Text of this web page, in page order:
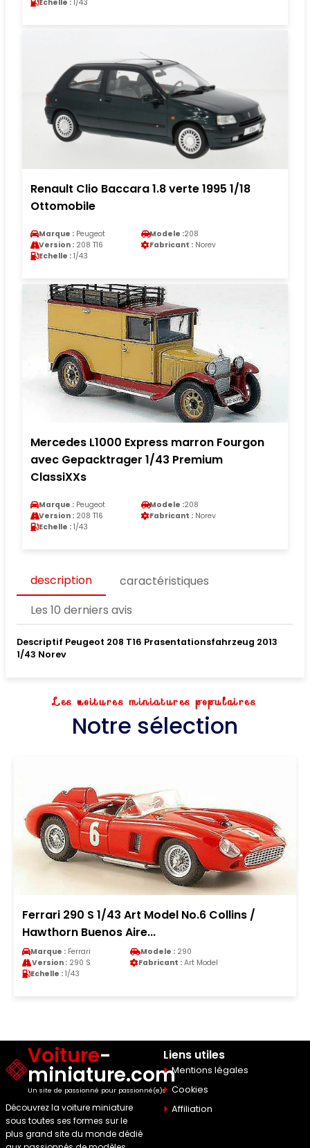
Echelle : 1/43
Renault Clio Baccara 1.8 verte 1995 1/18
Ottomobile
Marque : Peugeot Modele :208
Version : 208 T16 Fabricant : Norev
Echelle : 1/43
Mercedes L1000 Express marron Fourgon
avec Gepacktrager 1/43 Premium
ClassiXXs
Marque : Peugeot Modele :208
Version : 208 T16 Fabricant : Norev
Echelle : 1/43
description
caractéristiques
Les 10 derniers avis
Descriptif Peugeot 208 T16 Prasentationsfahrzeug 2013
1/43 Norev
Les voitures miniatures populaires
Notre sélection
Ferrari 290 S 1/43 Art Model No.6 Collins /
Hawthorn Buenos Aire...
Marque : Ferrari Modele : 290
Version : 290 S Fabricant : Art Model
Echelle : 1/43
Voiture-
miniature.com
Un site de passionné pour passionné(e)s
Découvrez la voiture miniature
sous toutes ses formes sur le
plus grand site du monde dédié
Liens utiles
Mentions légales
Cookies
Affiliation